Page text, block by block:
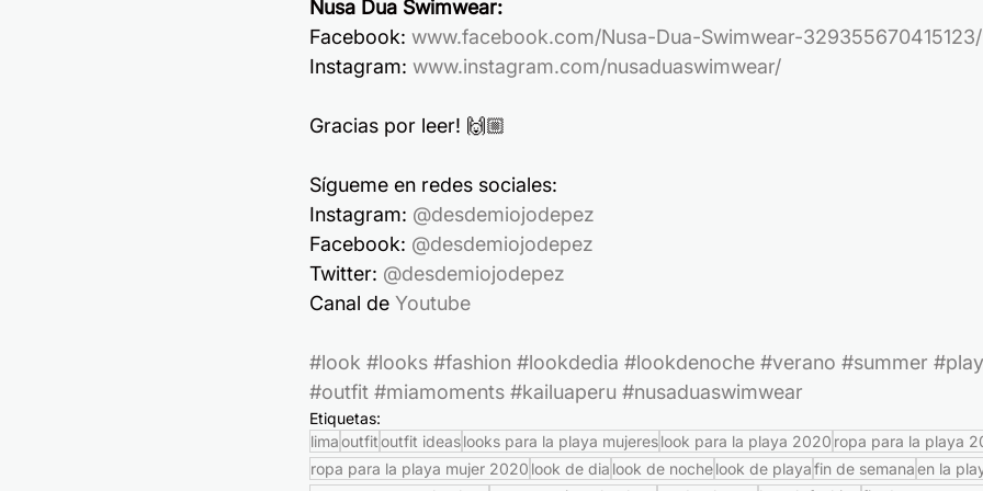
Nusa Dua Swimwear:
Facebook: www.facebook.com/Nusa-Dua-Swimwear-329355670415123/
Instagram: www.instagram.com/nusaduaswimwear/
Gracias por leer! 🙌🏼
Sígueme en redes sociales:
Instagram: @desdemiojodepez
Facebook: @desdemiojodepez
Twitter: @desdemiojodepez
Canal de Youtube
#look #looks #fashion #lookdedia #lookdenoche #verano #summer
#outfit #miamoments #kailuaperu #nusaduaswimwear
Etiquetas:
limaoutfitoutfit ideaslooks para la playa mujereslook para la playa 2020 ropa para la playa
ropa para la playa mujer 2020 look de dia look de nochelook de playafin de semanaen la